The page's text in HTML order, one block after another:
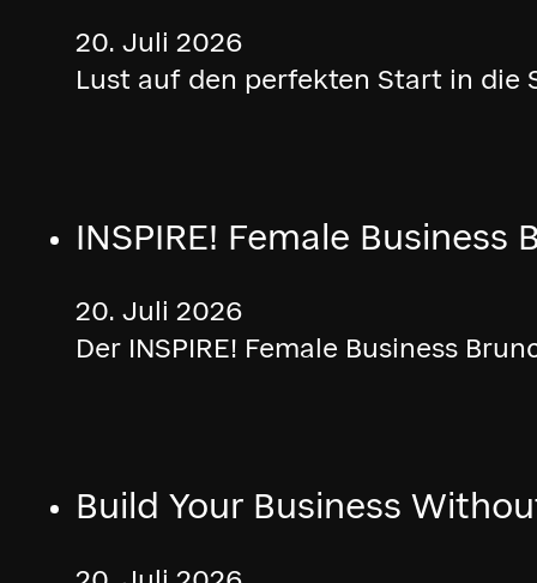
20. Juli 2026
Lust auf den perfekten Start in die
INSPIRE! Female Business
20. Juli 2026
Der INSPIRE! Female Business
Build Your Business